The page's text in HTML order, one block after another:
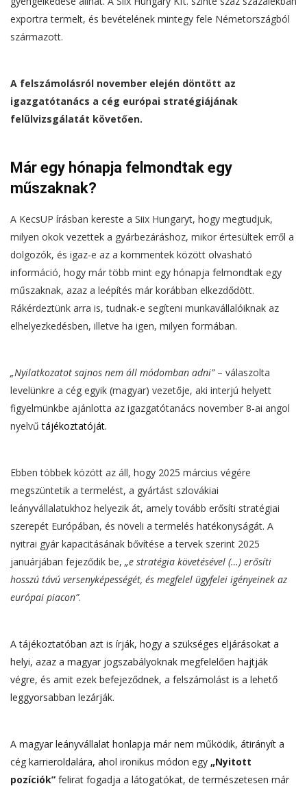
exportra termelt, és bevételének mintegy fele Németországból
származott.
A felszámolásról november elején döntött az
igazgatótanács a cég európai stratégiájának
felülvizsgálatát követően.
Már egy hónapja felmondtak egy
műszaknak?
A KecsUP írásban kereste a Siix Hungaryt, hogy megtudjuk,
milyen okok vezettek a gyárbezáráshoz, mikor értesültek erről a
dolgozók, és igaz-e az a kommentek között olvasható
információ, hogy már több mint egy hónapja felmondtak egy
műszaknak, azaz a leépítés már korábban elkezdődött.
Rákérdeztünk arra is, tudnak-e segíteni munkavállalóiknak az
elhelyezkedésben, illetve ha igen, milyen formában.
„Nyilatkozatot sajnos nem áll módomban adni”– válaszolta
levelünkre a cég egyik (magyar) vezetője, aki interjú helyett
figyelmünkbe ajánlotta az igazgatótanács november 8-ai angol
nyelvűtájékoztatóját.
Ebben többek között az áll, hogy 2025 március végére
megszüntetik a termelést, a gyártást szlovákiai
leányvállalatukhoz helyezik át, amely tovább erősíti stratégiai
szerepét Európában, és növeli a termelés hatékonyságát. A
nyitrai gyár kapacitásának bővítése a tervek szerint 2025
januárjában fejeződik be, „e stratégia követésével (…) erősíti
hosszú távú versenyképességét, és megfelel ügyfelei igényeinek az
európai piacon”.
A tájékoztatóban azt is írják, hogy a szükséges eljárásokat a
helyi, azaz a magyar jogszabályoknak megfelelően hajtják
végre, és amit ezek befejeződnek, a felszámolást is a lehető
leggyorsabban lezárják.
A magyar leányvállalat honlapja már nem működik, átirányít a
cég karrieroldalára, ahol ironikus módon egy „Nyitott
pozíciók” felirat fogadja a látogatókat, de természetesen már